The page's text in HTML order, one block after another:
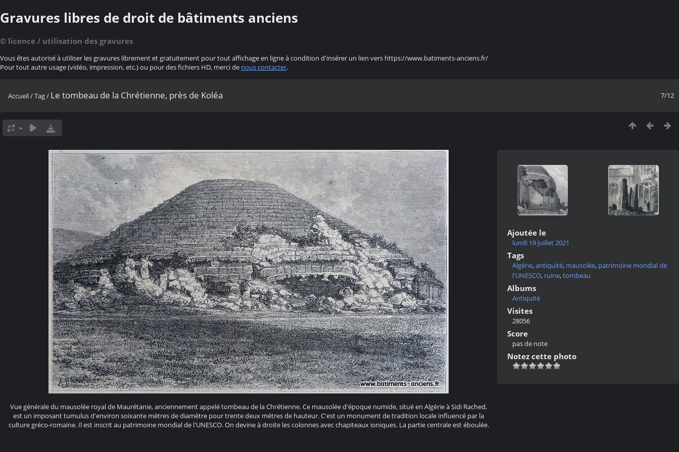
Gravures libres de droit de bâtiments anciens
© licence / utilisation des gravures
Vous êtes autorisé à utiliser les gravures librement et gratuitement pour tout affichage en ligne à condition d'insérer un lien vers https://www.batiments-anciens.fr/
Pour tout autre usage (vidéo, impression, etc.) ou pour des fichiers HD, merci de nous contacter.
7/12
Accueil/Tag/ Le tombeau de la Chrétienne, près de Koléa
Vue générale du mausolée royal de Maurétanie, anciennement appelé tombeau de la Chrétienne. Ce mausolée d'époque numide, situé en Algérie à Sidi Rached,
est un imposant tumulus d'environ soixante mètres de diamètre pour trente deux mètres de hauteur. C'est un monument de tradition locale influencé par la
culture gréco-romaine. Il est inscrit au patrimoine mondial de l'UNESCO. On devine à droite les colonnes avec chapiteaux ioniques. La partie centrale est éboulée.
Ajoutée le
lundi 19 juillet 2021
Tags
Algérie,antiquité, mausolée, patrimoine mondial de
l'UNESCO, ruine,tombeau
Albums
Antiquité
Visites
28056
Score
pas de note
Notez cette photo